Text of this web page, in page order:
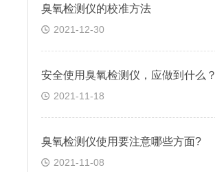
臭氧检测仪的校准方法
2021-12-30
安全使用臭氧检测仪，应做到什么？
2021-11-18
臭氧检测仪使用要注意哪些方面?
2021-11-08